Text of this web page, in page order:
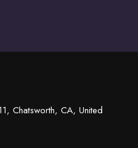
Chatsworth, CA, United